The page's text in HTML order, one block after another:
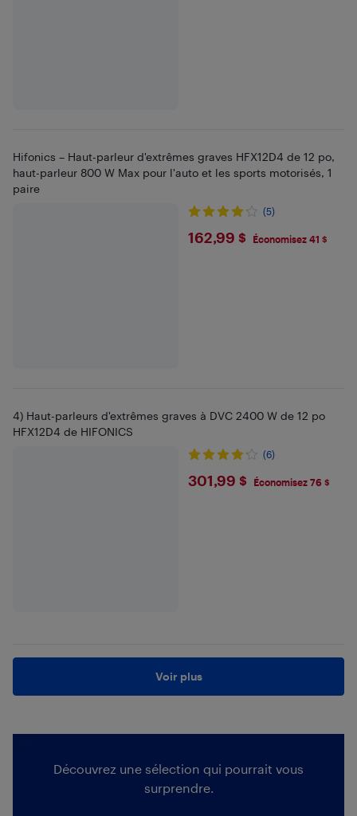
Hifonics – Haut-parleur d'extrêmes graves HFX12D4 de 12 po,
haut-parleur 800 W Max pour l'auto et les sports motorisés, 1
paire
(5)
$162.99
162,99 $ Économisez 41 $
4) Haut-parleurs d'extrêmes graves à DVC 2400 W de 12 po
HFX12D4 de HIFONICS
(6)
$301.99
301,99 $ Économisez 76 $
Voir plus
Découvrez une sélection qui pourrait vous
surprendre.